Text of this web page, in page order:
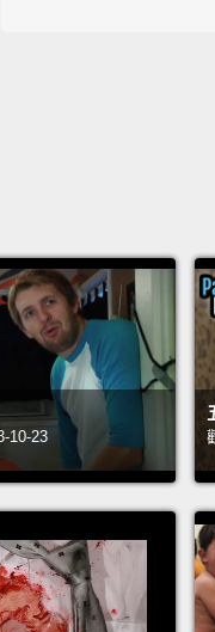
Halloween. They
to ward off ghosts.
evening" or "holy
priests would often
the long and dark
Halloween started.
因此，為了自我保護
是現在我們所稱的萬
以驅邪。「
晚」或是「虔誠的夜
10-23